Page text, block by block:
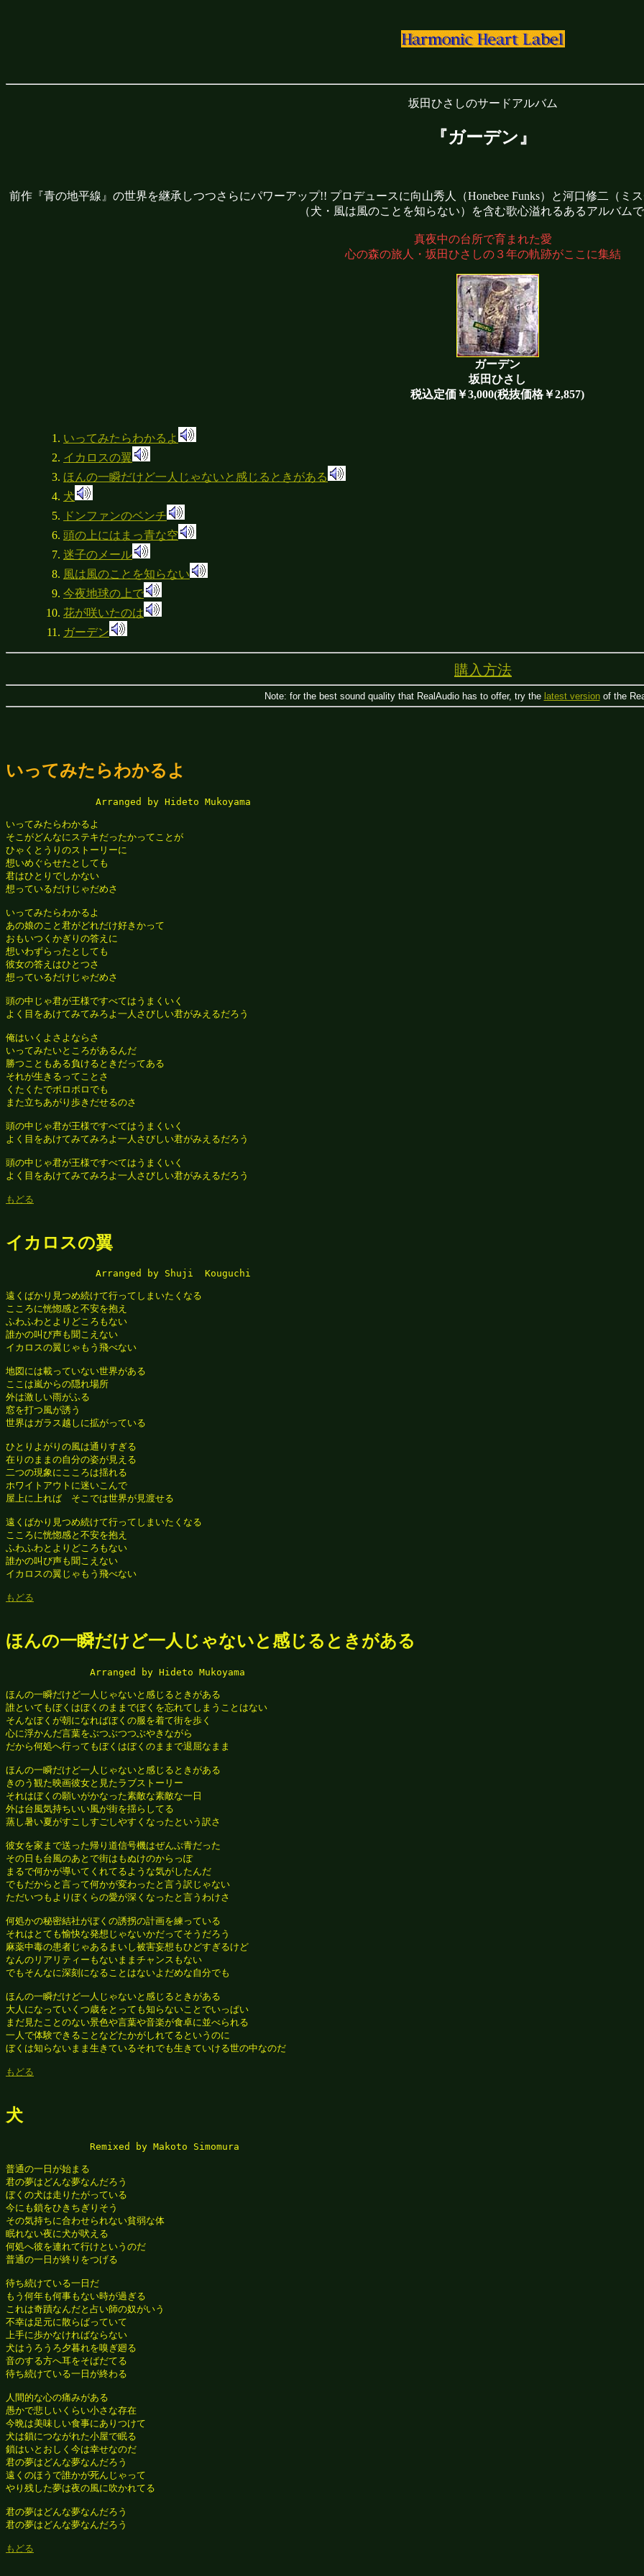
坂田ひさしのサードアルバム
『ガーデン』
前作『青の地平線』の世界を継承しつつさらにパワーアップ!! プロデュースに向山秀人（Honebee Funks）と河口修二（
（犬・風は風のことを知らない）を含む歌心溢れるあるアルバムで
真夜中の台所で育まれた愛
心の森の旅人・坂田ひさしの３年の軌跡がここに集結
ガーデン
坂田ひさし
税込定価￥3,000(税抜価格￥2,857)
いってみたらわかるよ
イカロスの翼
ほんの一瞬だけど一人じゃないと感じるときがある
犬
ドンファンのベンチ
頭の上にはまっ青な空
迷子のメール
風は風のことを知らない
今夜地球の上で
花が咲いたのは
ガーデン
購入方法
Note: for the best sound quality that RealAudio has to offer, try the latest version of the
いってみたらわかるよ
Arranged by Hideto Mukoyama
いってみたらわかるよ
そこがどんなにステキだったかってことが
ひゃくとうりのストーリーに
想いめぐらせたとしても
君はひとりでしかない
想っているだけじゃだめさ
いってみたらわかるよ
あの娘のこと君がどれだけ好きかって
おもいつくかぎりの答えに
想いわずらったとしても
彼女の答えはひとつさ
想っているだけじゃだめさ
頭の中じゃ君が王様ですべてはうまくいく
よく目をあけてみてみろよ一人さびしい君がみえるだろう
俺はいくよさよならさ
いってみたいところがあるんだ
勝つこともある負けるときだってある
それが生きるってことさ
くたくたでボロボロでも
また立ちあがり歩きだせるのさ
頭の中じゃ君が王様ですべてはうまくいく
よく目をあけてみてみろよ一人さびしい君がみえるだろう
頭の中じゃ君が王様ですべてはうまくいく
よく目をあけてみてみろよ一人さびしい君がみえるだろう
もどる
イカロスの翼
Arranged by Shuji  Kouguchi
遠くばかり見つめ続けて行ってしまいたくなる
こころに恍惚感と不安を抱え
ふわふわとよりどころもない
誰かの叫び声も聞こえない
イカロスの翼じゃもう飛べない
地図には載っていない世界がある
ここは嵐からの隠れ場所
外は激しい雨がふる
窓を打つ風が誘う
世界はガラス越しに拡がっている
ひとりよがりの風は通りすぎる
在りのままの自分の姿が見える
二つの現象にこころは揺れる
ホワイトアウトに迷いこんで
屋上に上れば　そこでは世界が見渡せる
遠くばかり見つめ続けて行ってしまいたくなる
こころに恍惚感と不安を抱え
ふわふわとよりどころもない
誰かの叫び声も聞こえない
イカロスの翼じゃもう飛べない
もどる
ほんの一瞬だけど一人じゃないと感じるときがある
Arranged by Hideto Mukoyama
ほんの一瞬だけど一人じゃないと感じるときがある
誰といてもぼくはぼくのままでぼくを忘れてしまうことはない
そんなぼくが朝になればぼくの服を着て街を歩く
心に浮かんだ言葉をぶつぶつつぶやきながら
だから何処へ行ってもぼくはぼくのままで退屈なまま
ほんの一瞬だけど一人じゃないと感じるときがある
きのう観た映画彼女と見たラブストーリー
それはぼくの願いがかなった素敵な素敵な一日
外は台風気持ちいい風が街を揺らしてる
蒸し暑い夏がすこしすごしやすくなったという訳さ
彼女を家まで送った帰り道信号機はぜんぶ青だった
その日も台風のあとで街はもぬけのからっぽ
まるで何かが導いてくれてるような気がしたんだ
でもだからと言って何かが変わったと言う訳じゃない
ただいつもよりぼくらの愛が深くなったと言うわけさ
何処かの秘密結社がぼくの誘拐の計画を練っている
それはとても愉快な発想じゃないかだってそうだろう
麻薬中毒の患者じゃあるまいし被害妄想もひどすぎるけど
なんのリアリティーもないままチャンスもない
でもそんなに深刻になることはないよだめな自分でも
ほんの一瞬だけど一人じゃないと感じるときがある
大人になっていくつ歳をとっても知らないことでいっぱい
まだ見たことのない景色や言葉や音楽が食卓に並べられる
一人で体験できることなどたかがしれてるというのに
ぼくは知らないまま生きているそれでも生きていける世の中なのだ
もどる
犬
Remixed by Makoto Simomura
普通の一日が始まる
君の夢はどんな夢なんだろう
ぼくの犬は走りたがっている
今にも鎖をひきちぎりそう
その気持ちに合わせられない貧弱な体
眠れない夜に犬が吠える
何処へ彼を連れて行けというのだ
普通の一日が終りをつげる
待ち続けている一日だ
もう何年も何事もない時が過ぎる
これは奇蹟なんだと占い師の奴がいう
不幸は足元に散らばっていて
上手に歩かなければならない
犬はうろうろ夕暮れを嗅ぎ廻る
音のする方へ耳をそばだてる
待ち続けている一日が終わる
人間的な心の痛みがある
愚かで悲しいくらい小さな存在
今晩は美味しい食事にありつけて
犬は鎖につながれた小屋で眠る
鎖はいとおしく今は幸せなのだ
君の夢はどんな夢なんだろう
遠くのほうで誰かが死んじゃって
やり残した夢は夜の風に吹かれてる
君の夢はどんな夢なんだろう
君の夢はどんな夢なんだろう
もどる